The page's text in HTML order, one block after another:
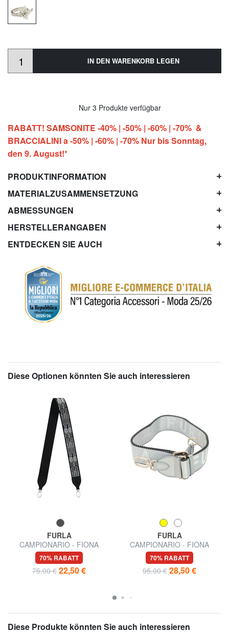
IN DEN WARENKORB LEGEN
Nur 3 Produkte verfügbar
RABATT! SAMSONITE -40% | -50% | -60% | -70% &
BRACCIALINI a -50% | -60% | -70% Nur bis Sonntag,
den 9. August!*
PRODUKTINFORMATION
MATERIALZUSAMMENSETZUNG
ABMESSUNGEN
HERSTELLERANGABEN
ENTDECKEN SIE AUCH
Diese Optionen könnten Sie auch interessieren
FURLA
CAMPIONARIO - FIONA
Schultergurt für Taschen
70% RABATT
75,00 € 22,50 €
FURLA
CAMPIONARIO - FIONA
Schulterriemen mit Logo
70% RABATT
95,00 € 28,50 €
Diese Produkte könnten Sie auch interessieren